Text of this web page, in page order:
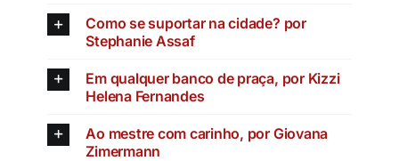
Como se suportar na cidade? por
Stephanie Assaf
Em qualquer banco de praça, por Kizzi
Helena Fernandes
Ao mestre com carinho, por Giovana
Zimermann